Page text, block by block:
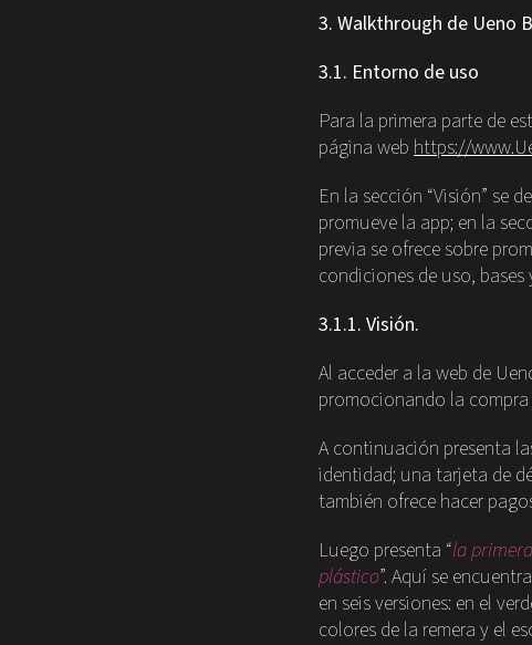
3. Walkthrough de Ueno
3.1. Entorno de uso
Para la primera parte de
página web https://
En la sección “Visión” se
promueve la app; en la
previa se ofrece sobre
condiciones de uso,
3.1.1. Visión.
Al acceder a la web de
promocionando la
A continuación presenta
identidad; una tarjeta de
también ofrece hacer
Luego presenta “la
plástico”. Aquí se
en seis versiones: en el
colores de la remera y el